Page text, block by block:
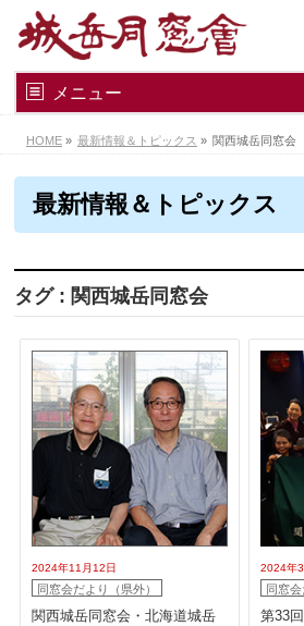
メニュー
HOME » 最新情報＆トピックス » 関西城岳同窓会
最新情報＆トピックス
タグ : 関西城岳同窓会
2024年11月12日
同窓会だより（県外）
関西城岳同窓会・北海道城岳
2024年
同窓会
第33